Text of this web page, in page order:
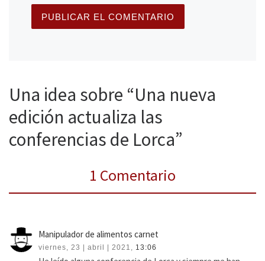
Una idea sobre “Una nueva
edición actualiza las
conferencias de Lorca”
1 Comentario
Manipulador de alimentos carnet
viernes, 23 | abril | 2021, 13:06